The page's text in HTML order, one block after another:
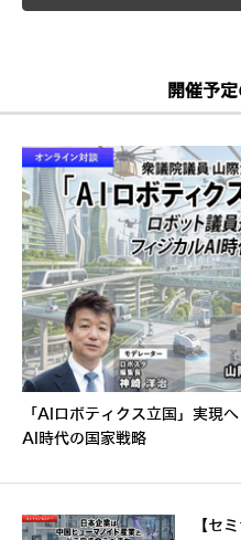
開催予
「AIロボティクス立国」実現
AI時代の国家戦略
【セ